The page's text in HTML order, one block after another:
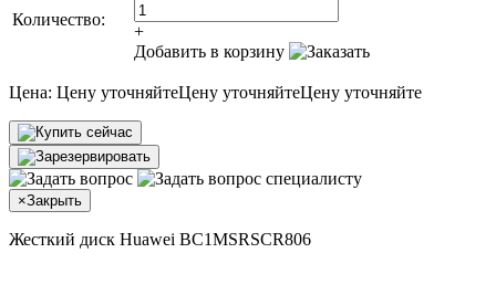
Количество:
+
Добавить в корзину
Цена: Цену уточняйтеЦену уточняйтеЦену уточняйте
×Закрыть
Жесткий диск Huawei BC1MSRSCR806